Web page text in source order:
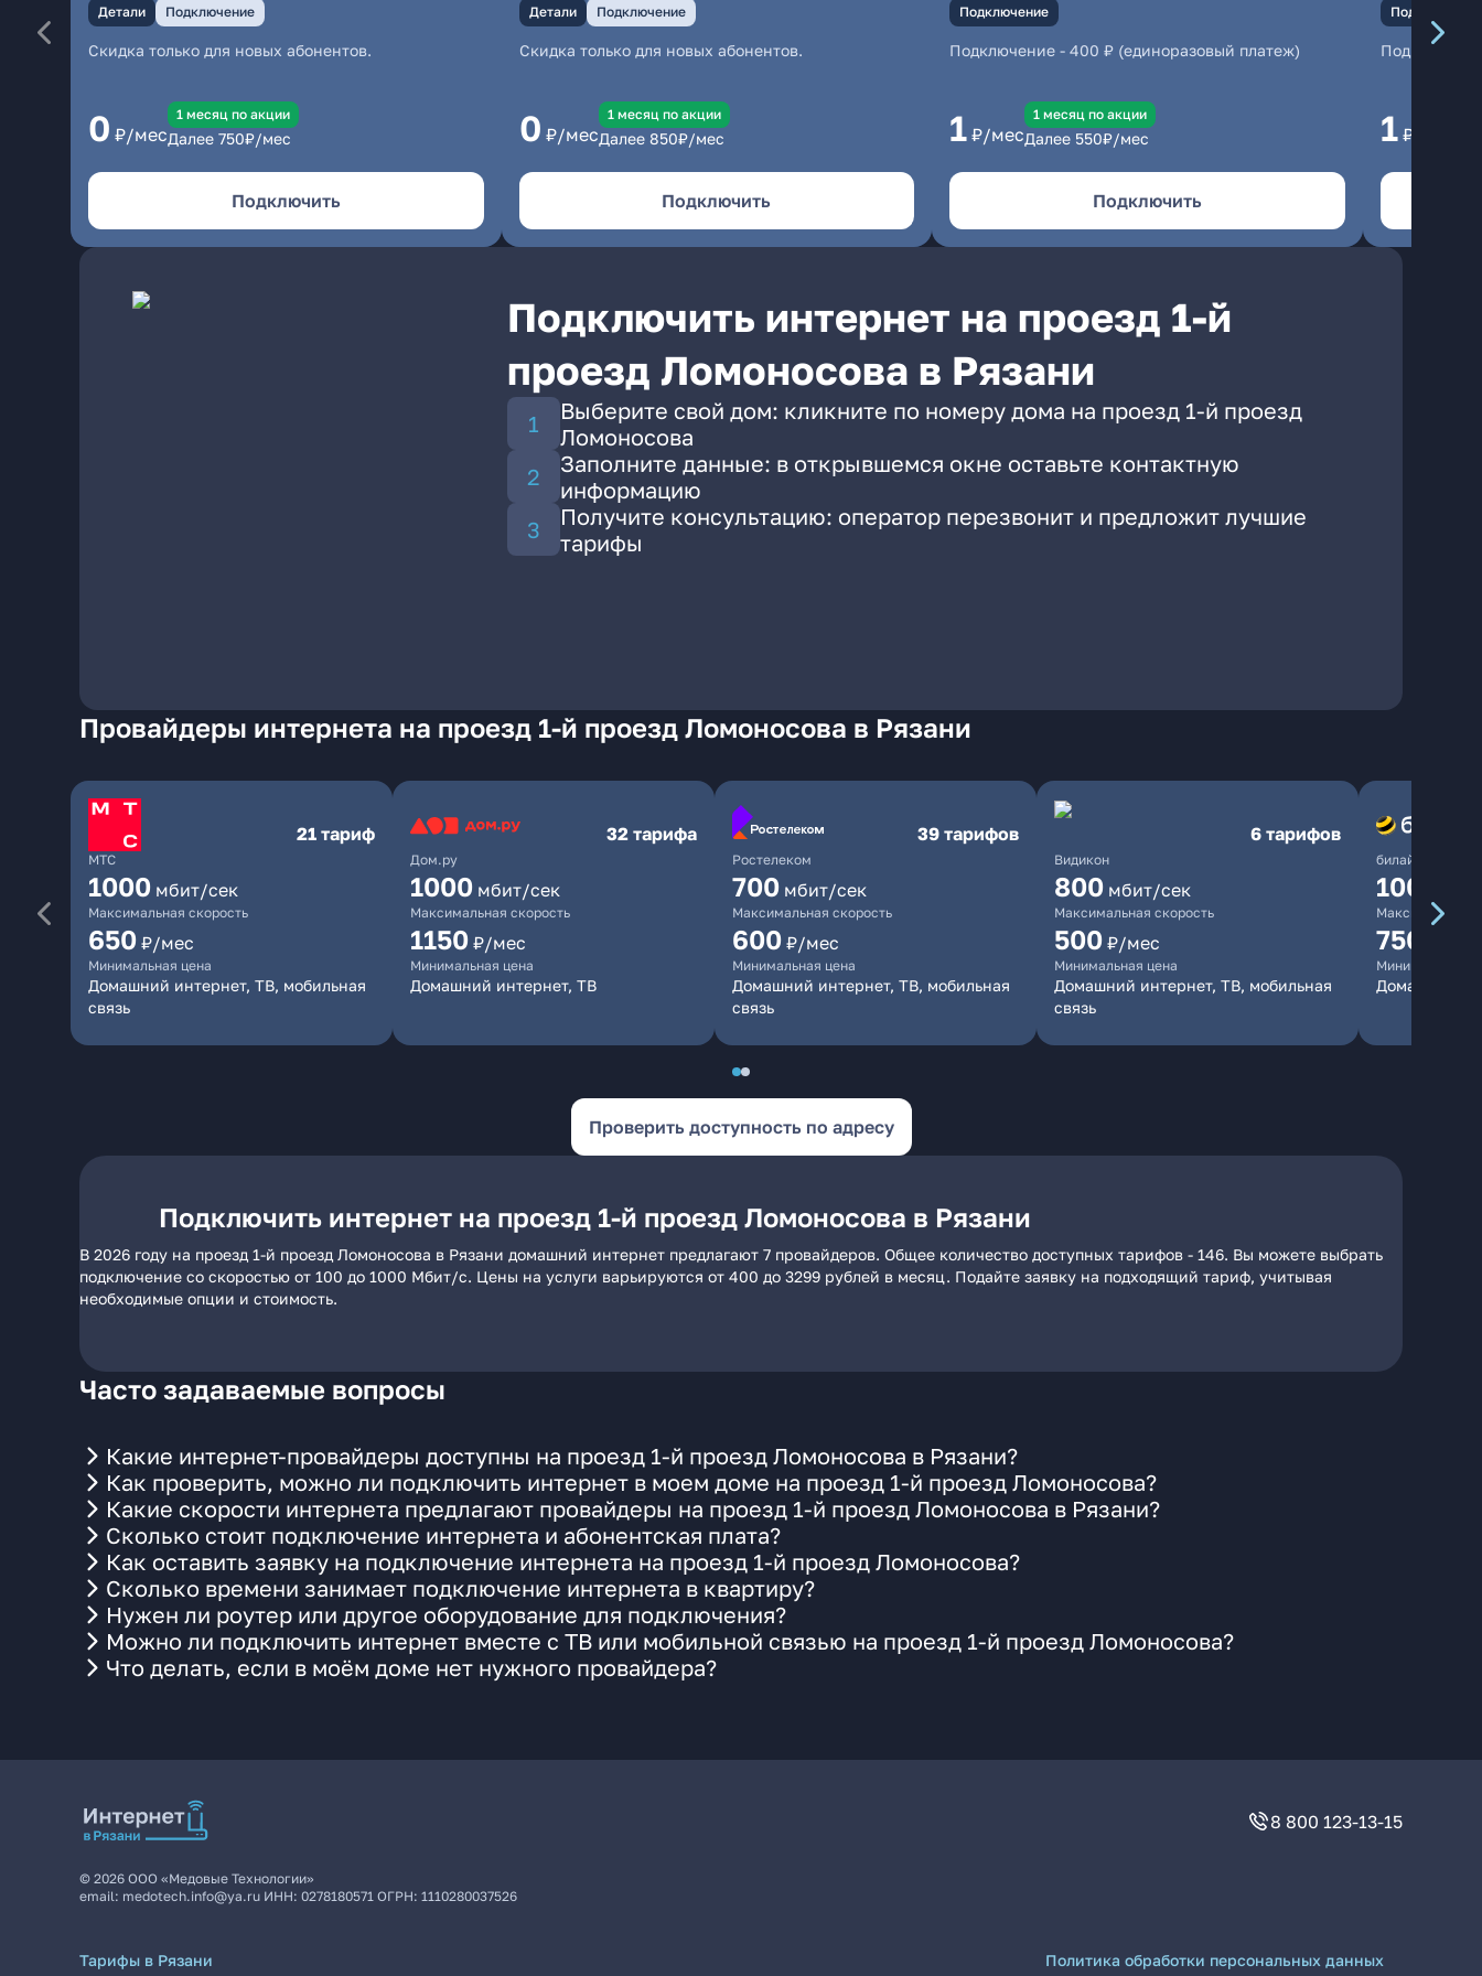
Детали Подключение
Скидка только для новых абонентов.
0 ₽/мес
1 месяц по акции
Далее 750₽/мес
Подключить
Детали Подключение
Скидка только для новых абонентов.
0 ₽/мес
1 месяц по акции
Далее 850₽/мес
Подключить
Подключение
Подключение - 400 ₽ (единоразовый платеж)
1 ₽/мес
1 месяц по акции
Далее 550₽/мес
Подключить
Подключение
1 ₽/мес
Подключить интернет на проезд 1-й
проезд Ломоносова в Рязани
Выберите свой дом: кликните по номеру дома на проезд 1-й проезд
Ломоносова
Заполните данные: в открывшемся окне оставьте контактную
информацию
Получите консультацию: оператор перезвонит и предложит лучшие
тарифы
Провайдеры интернета на проезд 1-й проезд Ломоносова в Рязани
МТС
21 тариф
1000 мбит/сек
Максимальная скорость
650 ₽/мес
Минимальная цена
Домашний интернет, ТВ, мобильная
связь
Дом.ру
32 тарифа
1000 мбит/сек
Максимальная скорость
1150 ₽/мес
Минимальная цена
Домашний интернет, ТВ
Ростелеком
39 тарифов
700 мбит/сек
Максимальная скорость
600 ₽/мес
Минимальная цена
Домашний интернет, ТВ, мобильная
связь
Видикон
6 тарифов
800 мбит/сек
Максимальная скорость
500 ₽/мес
Минимальная цена
Домашний интернет, ТВ, мобильная
связь
билайн
1000
Максимальная
750
Минимальная
Домашний
Проверить доступность по адресу
Подключить интернет на проезд 1-й проезд Ломоносова в Рязани
В 2026 году на проезд 1-й проезд Ломоносова в Рязани домашний интернет предлагают 7 провайдеров. Общее количество доступных тарифов - 146. Вы можете выбрать
подключение со скоростью от 100 до 1000 Мбит/с. Цены на услуги варьируются от 400 до 3299 рублей в месяц. Подайте заявку на подходящий тариф, учитывая
необходимые опции и стоимость.
Часто задаваемые вопросы
Какие интернет-провайдеры доступны на проезд 1-й проезд Ломоносова в Рязани?
Как проверить, можно ли подключить интернет в моем доме на проезд 1-й проезд Ломоносова?
Какие скорости интернета предлагают провайдеры на проезд 1-й проезд Ломоносова в Рязани?
Сколько стоит подключение интернета и абонентская плата?
Как оставить заявку на подключение интернета на проезд 1-й проезд Ломоносова?
Сколько времени занимает подключение интернета в квартиру?
Нужен ли роутер или другое оборудование для подключения?
Можно ли подключить интернет вместе с ТВ или мобильной связью на проезд 1-й проезд Ломоносова?
Что делать, если в моём доме нет нужного провайдера?
8 800 123-13-15
© 2026 ООО «Медовые Технологии»
email: medotech.info@ya.ru ИНН: 0278180571 ОГРН: 1110280037526
Тарифы в Рязани
Политика обработки персональных данных